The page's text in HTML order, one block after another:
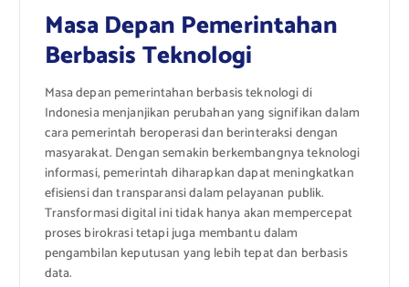
Masa Depan Pemerintahan
Berbasis Teknologi
Masa depan pemerintahan berbasis teknologi di
Indonesia menjanjikan perubahan yang signifikan dalam
cara pemerintah beroperasi dan berinteraksi dengan
masyarakat. Dengan semakin berkembangnya teknologi
informasi, pemerintah diharapkan dapat meningkatkan
efisiensi dan transparansi dalam pelayanan publik.
Transformasi digital ini tidak hanya akan mempercepat
proses birokrasi tetapi juga membantu dalam
pengambilan keputusan yang lebih tepat dan berbasis
data.